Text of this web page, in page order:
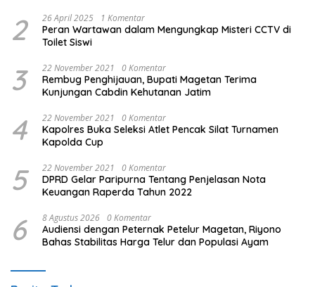
2 26 April 2025 1 Komentar
Peran Wartawan dalam Mengungkap Misteri CCTV di
Toilet Siswi
3 22 November 2021 0 Komentar
Rembug Penghijauan, Bupati Magetan Terima
Kunjungan Cabdin Kehutanan Jatim
4 22 November 2021 0 Komentar
Kapolres Buka Seleksi Atlet Pencak Silat Turnamen
Kapolda Cup
5 22 November 2021 0 Komentar
DPRD Gelar Paripurna Tentang Penjelasan Nota
Keuangan Raperda Tahun 2022
6 8 Agustus 2026 0 Komentar
Audiensi dengan Peternak Petelur Magetan, Riyono
Bahas Stabilitas Harga Telur dan Populasi Ayam